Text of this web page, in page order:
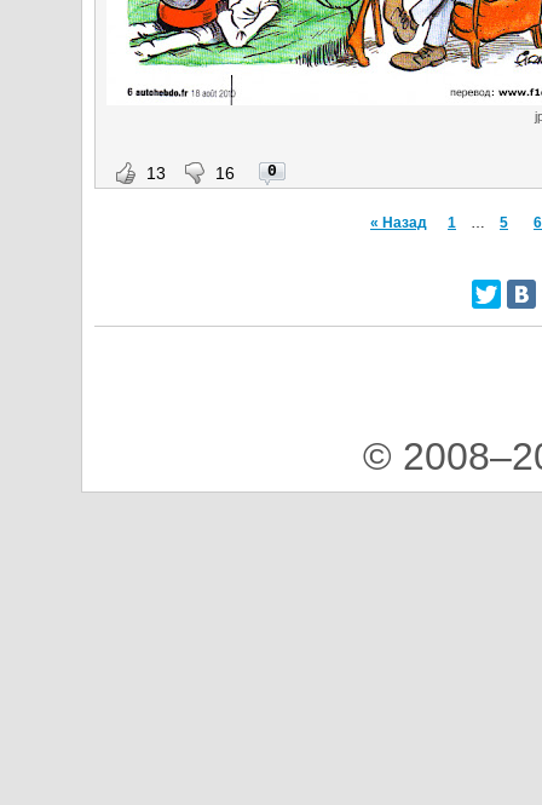
13 16 0
« Назад 1 … 5 6
©